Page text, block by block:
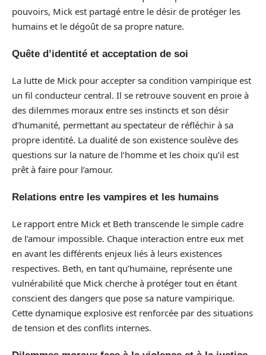
pouvoirs, Mick est partagé entre le désir de protéger les
humains et le dégoût de sa propre nature.
Quête d’identité et acceptation de soi
La lutte de Mick pour accepter sa condition vampirique est
un fil conducteur central. Il se retrouve souvent en proie à
des dilemmes moraux entre ses instincts et son désir
d’humanité, permettant au spectateur de réfléchir à sa
propre identité. La dualité de son existence soulève des
questions sur la nature de l’homme et les choix qu’il est
prêt à faire pour l’amour.
Relations entre les vampires et les humains
Le rapport entre Mick et Beth transcende le simple cadre
de l’amour impossible. Chaque interaction entre eux met
en avant les différents enjeux liés à leurs existences
respectives. Beth, en tant qu’humaine, représente une
vulnérabilité que Mick cherche à protéger tout en étant
conscient des dangers que pose sa nature vampirique.
Cette dynamique explosive est renforcée par des situations
de tension et des conflits internes.